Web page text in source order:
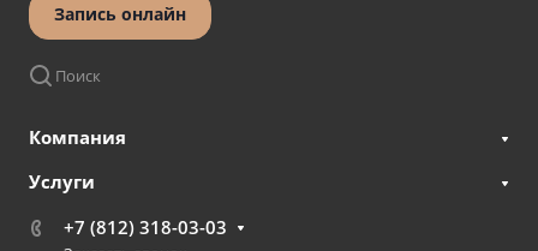
Запись онлайн
Поиск
Компания
Услуги
+7 (812) 318-03-03